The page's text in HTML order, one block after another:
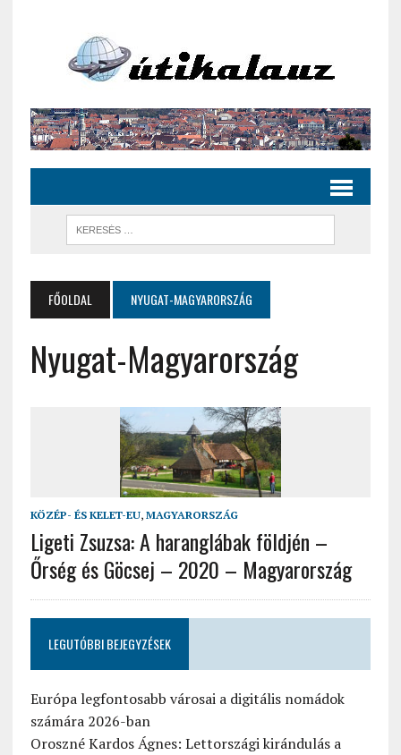
FŐOLDAL NYUGAT-MAGYARORSZÁG
Nyugat-Magyarország
KÖZÉP- ÉS KELET-EU, MAGYARORSZÁG
Ligeti Zsuzsa: A haranglábak földjén –
Őrség és Göcsej – 2020 – Magyarország
LEGUTÓBBI BEJEGYZÉSEK
Európa legfontosabb városai a digitális nomádok
számára 2026-ban
Oroszné Kardos Ágnes: Lettországi kirándulás a